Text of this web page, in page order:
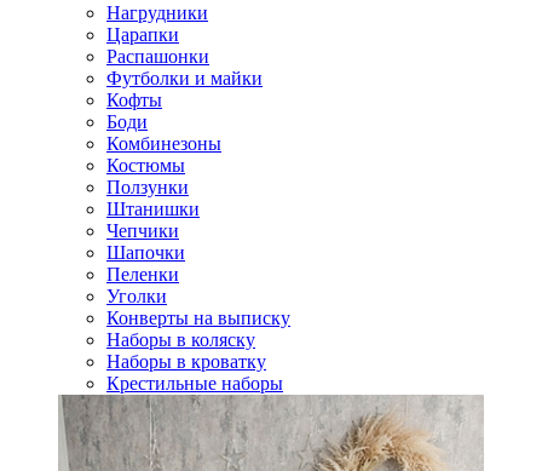
Нагрудники
Царапки
Распашонки
Футболки и майки
Кофты
Боди
Комбинезоны
Костюмы
Ползунки
Штанишки
Чепчики
Шапочки
Пеленки
Уголки
Конверты на выписку
Наборы в коляску
Наборы в кроватку
Крестильные наборы